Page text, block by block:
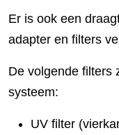
Er is ook een
adapter en filters
De volgende filters
systeem:
UV filter